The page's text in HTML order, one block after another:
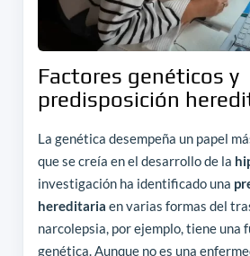
Factores genéticos y
predisposición
La genética desempeña un papel
que se creía en el desarrollo de la
investigación ha identificado una
hereditaria en varias formas del
narcolepsia, por ejemplo, tiene una
genética. Aunque no es una